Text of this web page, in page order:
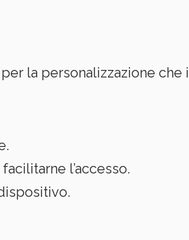
la personalizzazione
l’accesso.